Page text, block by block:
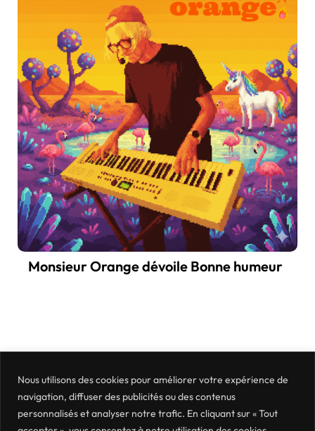
Nous utilisons des cookies pour améliorer votre expérience de
navigation, diffuser des publicités ou des contenus
personnalisés et analyser notre trafic. En cliquant sur « Tout
Monsieur Orange dévoile Bonne humeur